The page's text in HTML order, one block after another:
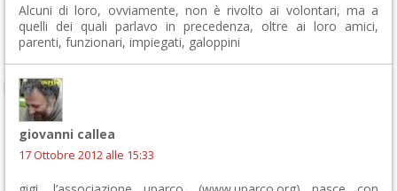
Alcuni di loro, ovviamente, non è rivolto ai volontari, ma a
quelli dei quali parlavo in precedenza, oltre ai loro amici,
parenti, funzionari, impiegati, galoppini
giovanni callea
17 Ottobre 2012 alle 15:33